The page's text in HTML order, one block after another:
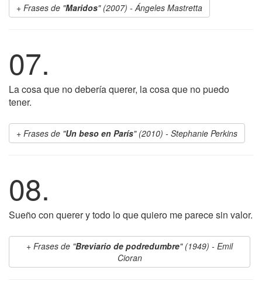
Frases de "Maridos" (2007) - Ángeles Mastretta
07.
La cosa que no debería querer, la cosa que no puedo
tener.
Frases de "Un beso en París" (2010) - Stephanie Perkins
08.
Sueño con querer y todo lo que quiero me parece sin valor.
Frases de "Breviario de podredumbre" (1949) - Emil
Cioran